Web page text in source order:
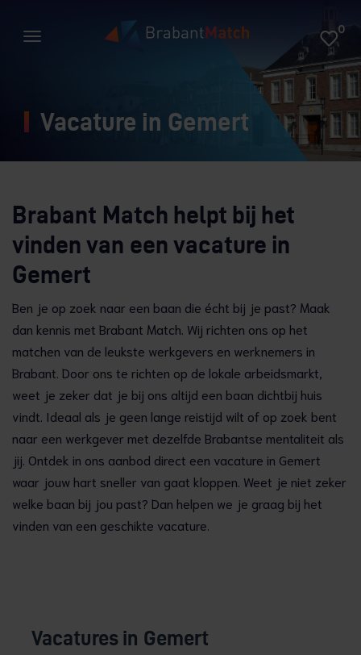
0
Vacature in Gemert
Brabant Match helpt bij het
vinden van een vacature in
Gemert
Ben je op zoek naar een baan die écht bij je past? Maak
dan kennis met Brabant Match. Wij richten ons op het
matchen van de leukste werkgevers en werknemers in
Brabant. Door ons te richten op de lokale arbeidsmarkt,
weet je zeker dat je bij ons altijd een baan dichtbij huis
vindt. Ideaal als je geen lange reistijd wilt of op zoek bent
naar een werkgever met dezelfde Brabantse mentaliteit als
jij. Ontdek in ons aanbod direct een vacature in Gemert
waar jouw hart sneller van gaat kloppen. Weet je niet zeker
welke baan bij jou past? Dan helpen we je graag bij het
vinden van een geschikte vacature.
Vacatures in Gemert